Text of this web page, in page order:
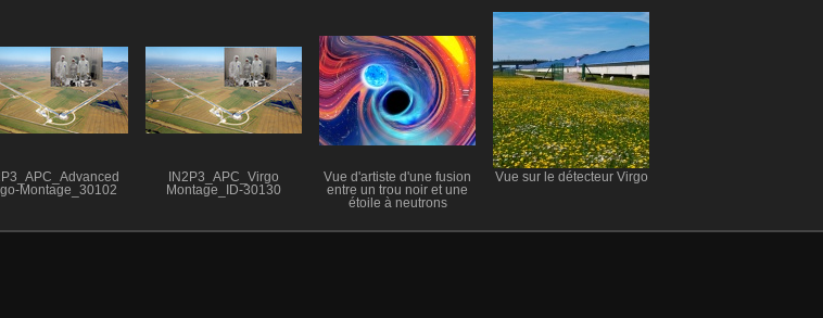
Montage_30102
IN2P3_APC_Virgo
Montage_ID-30130
Vue d'artiste d'une fusion
entre un trou noir et une
étoile à neutrons
Vue sur le détecteur Virgo